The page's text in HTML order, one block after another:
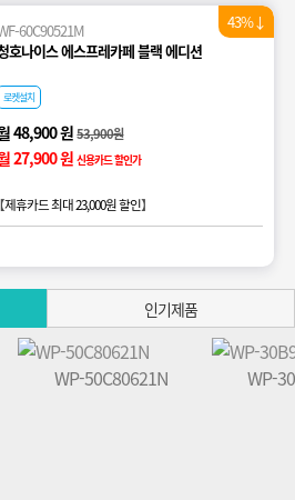
60C90521M
호나이스 에스프레카페 블랙 에디션
로켓설치
48,900 원 53,900원
27,900 원신용카드 할인가
43%↓
제휴카드 최대 23,000원 할인】
인기제품
WP-50C80621N WP-